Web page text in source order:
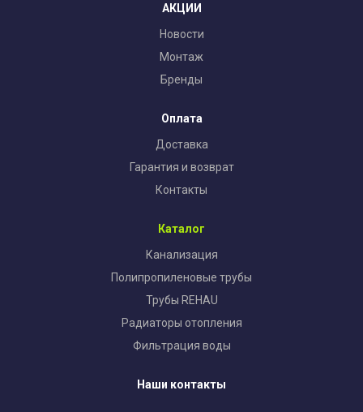
АКЦИИ
Новости
Монтаж
Бренды
Оплата
Доставка
Гарантия и возврат
Контакты
Каталог
Канализация
Полипропиленовые трубы
Трубы REHAU
Радиаторы отопления
Фильтрация воды
Наши контакты